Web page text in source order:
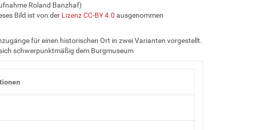
Roland Banzhaf)
Bild ist von der Lizenz CC-BY 4.0 ausgenommen
für einen historischen Ort in zwei Varianten vorgestellt.
schwerpunktmäßig dem Burgmuseum